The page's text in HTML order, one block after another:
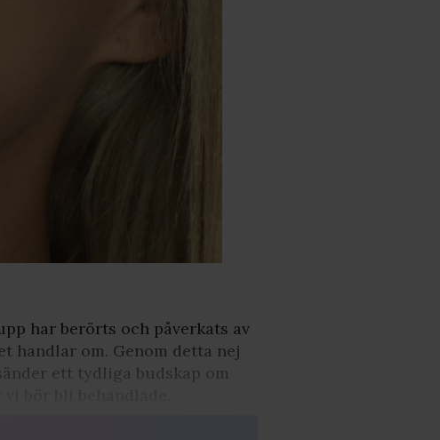
har berörts och påverkats av
handlar om. Genom detta nej
ett tydliga budskap om